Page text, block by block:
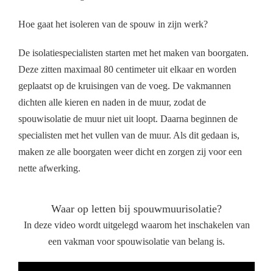
Hoe gaat het isoleren van de spouw in zijn werk?
De isolatiespecialisten starten met het maken van boorgaten.
Deze zitten maximaal 80 centimeter uit elkaar en worden
geplaatst op de kruisingen van de voeg. De vakmannen
dichten alle kieren en naden in de muur, zodat de
spouwisolatie de muur niet uit loopt. Daarna beginnen de
specialisten met het vullen van de muur. Als dit gedaan is,
maken ze alle boorgaten weer dicht en zorgen zij voor een
nette afwerking.
Waar op letten bij spouwmuurisolatie?
In deze video wordt uitgelegd waarom het inschakelen van
een vakman voor spouwisolatie van belang is.